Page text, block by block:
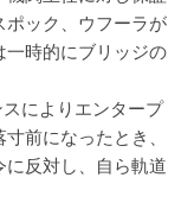
ポック、ウフーラが
一時的にブリッジの
によりエンタープ
前になったとき、
反対し、自ら軌道